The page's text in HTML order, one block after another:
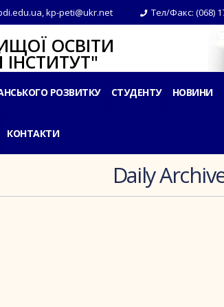
,kp-peti@ukr.net Тел/Факс: (068)
ОСВІТИ
РОЗВИТКУ СТУДЕНТУ НОВИНИ
КОНТАКТИ
Daily